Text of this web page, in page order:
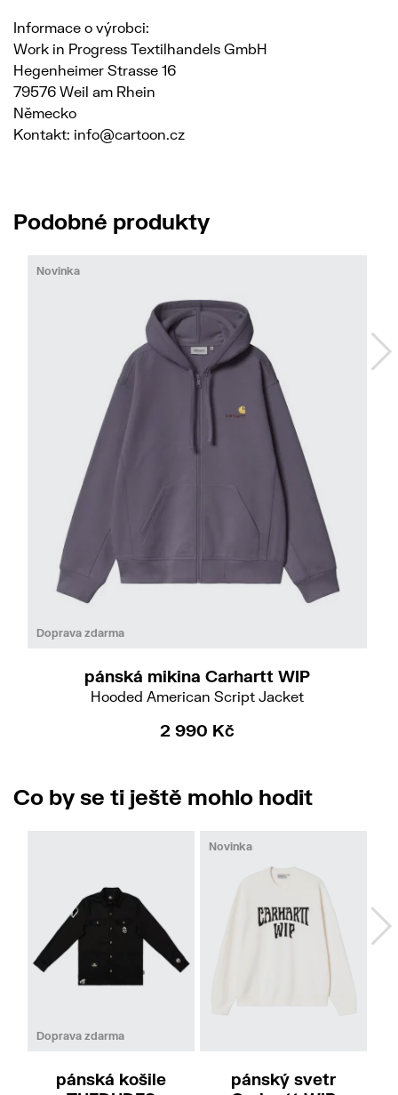
Informace o výrobci:
Work in Progress Textilhandels GmbH
Hegenheimer Strasse 16
79576 Weil am Rhein
Německo
Kontakt: info@cartoon.cz
Podobné produkty
Doprava zdarma
Novinka
pánská mikina Carhartt WIP
Hooded American Script Jacket
2 990 Kč
Co by se ti ještě mohlo hodit
Doprava zdarma
XL
pánská košile
Novinka
pánský svetr